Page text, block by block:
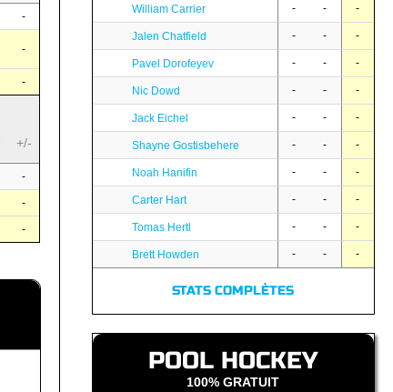
-
-
-
+/-
-
-
-
William Carrier - - -
Jalen Chatfield - - -
Pavel Dorofeyev - - -
Nic Dowd - - -
Jack Eichel - - -
Shayne Gostisbehere - - -
Noah Hanifin - - -
Carter Hart - - -
Tomas Hertl - - -
Brett Howden - - -
STATS COMPLÈTES
POOL HOCKEY
100% GRATUIT